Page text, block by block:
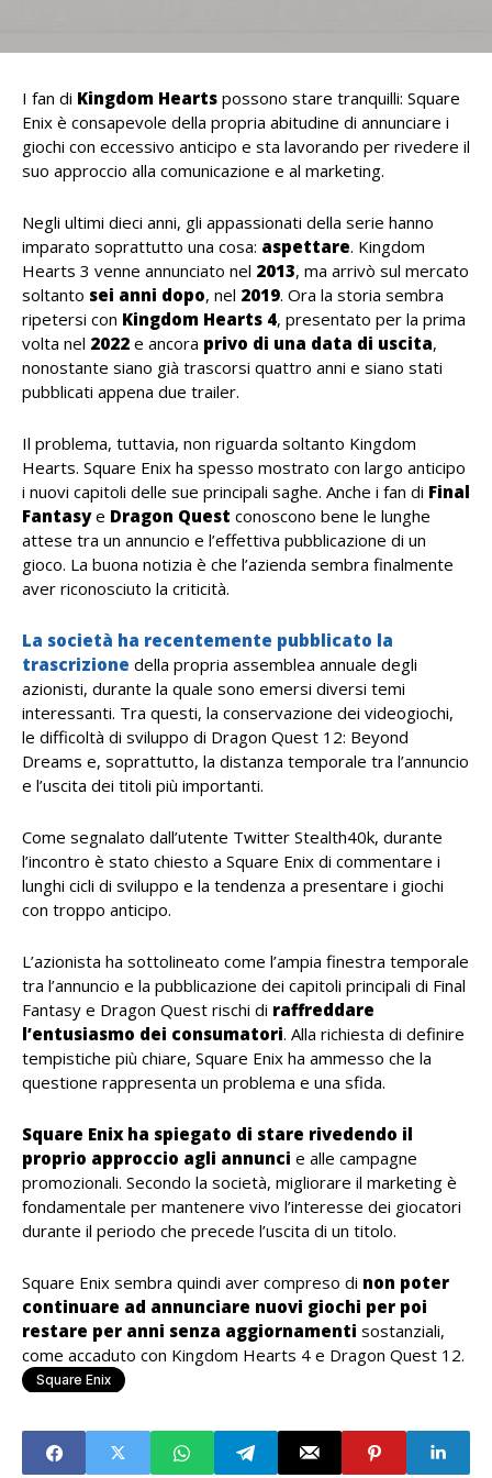
I fan di Kingdom Hearts possono stare tranquilli: Square
Enix è consapevole della propria abitudine di annunciare i
giochi con eccessivo anticipo e sta lavorando per rivedere il
suo approccio alla comunicazione e al marketing.
Negli ultimi dieci anni, gli appassionati della serie hanno
imparato soprattutto una cosa: aspettare. Kingdom
Hearts 3 venne annunciato nel 2013, ma arrivò sul mercato
soltanto sei anni dopo, nel 2019. Ora la storia sembra
ripetersi con Kingdom Hearts 4, presentato per la prima
volta nel 2022 e ancora privo di una data di uscita,
nonostante siano già trascorsi quattro anni e siano stati
pubblicati appena due trailer.
Il problema, tuttavia, non riguarda soltanto Kingdom
Hearts. Square Enix ha spesso mostrato con largo anticipo
i nuovi capitoli delle sue principali saghe. Anche i fan di Final
Fantasye Dragon Quest conoscono bene le lunghe
attese tra un annuncio e l’effettiva pubblicazione di un
gioco. La buona notizia è che l’azienda sembra finalmente
aver riconosciuto la criticità.
La società ha recentemente pubblicato la
trascrizione della propria assemblea annuale degli
azionisti, durante la quale sono emersi diversi temi
interessanti. Tra questi, la conservazione dei videogiochi,
le difficoltà di sviluppo di Dragon Quest 12: Beyond
Dreams e, soprattutto, la distanza temporale tra l’annuncio
e l’uscita dei titoli più importanti.
Come segnalato dall’utente Twitter Stealth40k, durante
l’incontro è stato chiesto a Square Enix di commentare i
lunghi cicli di sviluppo e la tendenza a presentare i giochi
con troppo anticipo.
L’azionista ha sottolineato come l’ampia finestra temporale
tra l’annuncio e la pubblicazione dei capitoli principali di Final
Fantasy e Dragon Quest rischi di raffreddare
l’entusiasmo dei consumatori. Alla richiesta di definire
tempistiche più chiare, Square Enix ha ammesso che la
questione rappresenta un problema e una sfida.
Square Enix ha spiegato di stare rivedendo il
proprio approccio agli annunci e alle campagne
promozionali. Secondo la società, migliorare il marketing è
fondamentale per mantenere vivo l’interesse dei giocatori
durante il periodo che precede l’uscita di un titolo.
Square Enix sembra quindi aver compreso di non poter
continuare ad annunciare nuovi giochi per poi
restare per anni senza aggiornamenti sostanziali,
come accaduto con Kingdom Hearts 4 e Dragon Quest 12.
Square Enix